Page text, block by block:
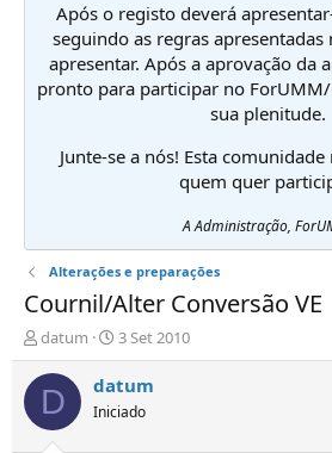
Após o registo deverá
seguindo as regras
apresentar. Após a aprovação da
pronto para participar no
sua plenitude.
Junte-se a nós! Esta
quem quer
A Administração,
Alterações e preparações
Cournil/Alter Conversão VE
I
n
i
i
datum
D
a
t
a
d
3 Set 2010
D datum
Iniciado